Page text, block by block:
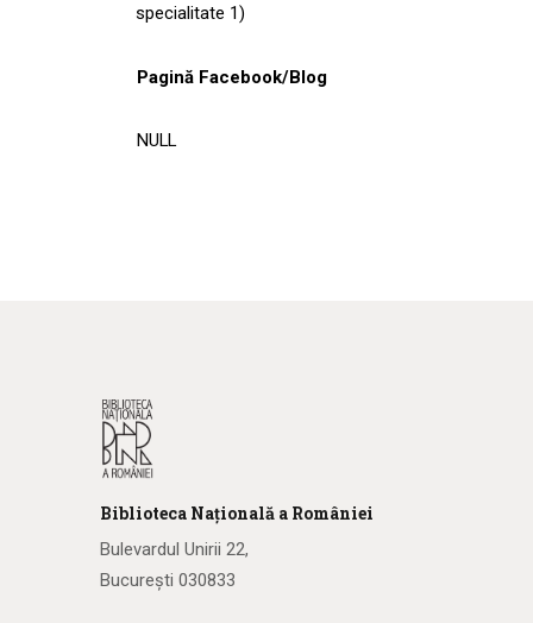
specialitate 1)
Pagină Facebook/Blog
NULL
Biblioteca Națională a României
Bulevardul Unirii 22,
București 030833